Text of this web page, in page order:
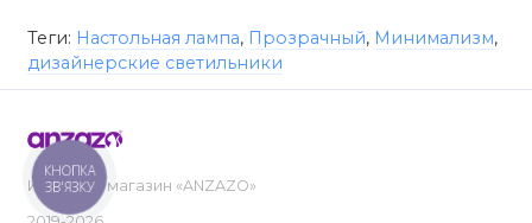
Теги: Настольная лампа, Прозрачный, Минимализм,
дизайнерские светильники
Интернет-магазин «ANZAZO»
КНОПКА
ЗВ'ЯЗКУ